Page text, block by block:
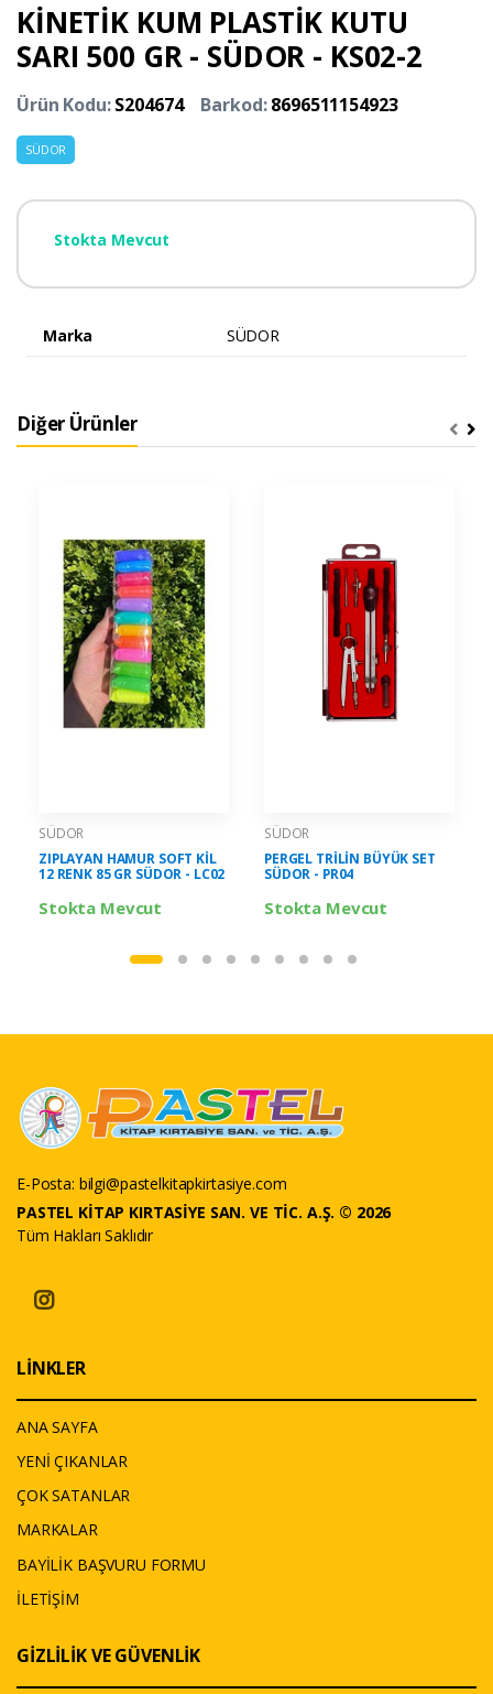
KİNETİK KUM PLASTİK KUTU
SARI 500 GR - SÜDOR - KS02-2
Ürün Kodu:S204674 Barkod:8696511154923
SÜDOR
Stokta Mevcut
Marka SÜDOR
Diğer Ürünler
SÜDOR
ZIPLAYAN HAMUR SOFT KİL
12 RENK 85 GR SÜDOR - LC02
Stokta Mevcut
SÜDOR
PERGEL TRİLİN BÜYÜK SET
SÜDOR - PR04
Stokta Mevcut
E-Posta: bilgi@pastelkitapkirtasiye.com
PASTEL KİTAP KIRTASİYE SAN. VE TİC. A.Ş. © 2026
Tüm Hakları Saklıdır
LİNKLER
ANA SAYFA
YENİ ÇIKANLAR
ÇOK SATANLAR
MARKALAR
BAYİLİK BAŞVURU FORMU
İLETİŞİM
GİZLİLİK VE GÜVENLİK